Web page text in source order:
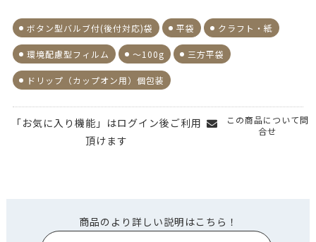
ボタン型バルブ付(後付対応)袋 平袋 クラフト・紙
環境配慮型フィルム ～100g 三方平袋
ドリップ（カップオン用）個包装
「お気に入り機能」はログイン後ご利用
頂けます
この商品について問
合せ
商品のより詳しい説明はこちら！